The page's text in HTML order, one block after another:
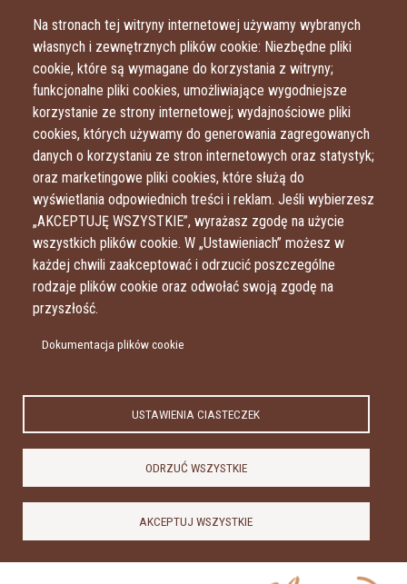
Na stronach tej witryny internetowej używamy wybranych
własnych i zewnętrznych plików cookie: Niezbędne pliki
cookie, które są wymagane do korzystania z witryny;
funkcjonalne pliki cookies, umożliwiające wygodniejsze
korzystanie ze strony internetowej; wydajnościowe pliki
cookies, których używamy do generowania zagregowanych
danych o korzystaniu ze stron internetowych oraz statystyk;
oraz marketingowe pliki cookies, które służą do
wyświetlania odpowiednich treści i reklam. Jeśli wybierzesz
„AKCEPTUJĘ WSZYSTKIE”, wyrażasz zgodę na użycie
wszystkich plików cookie. W „Ustawieniach” możesz w
każdej chwili zaakceptować i odrzucić poszczególne
rodzaje plików cookie oraz odwołać swoją zgodę na
przyszłość.
Dokumentacja plików cookie
USTAWIENIA CIASTECZEK
ODRZUĆ WSZYSTKIE
AKCEPTUJ WSZYSTKIE